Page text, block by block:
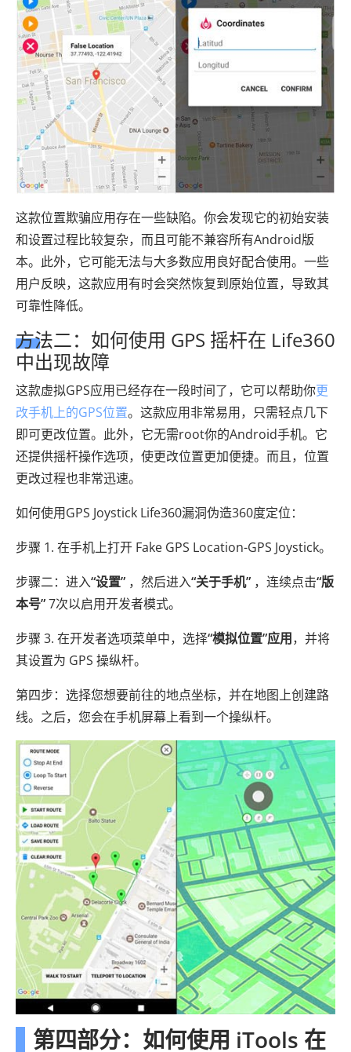
这款位置欺骗应用存在一些缺陷。你会发现它的初始安装
和设置过程比较复杂，而且可能不兼容所有Android版
本。此外，它可能无法与大多数应用良好配合使用。一些
用户反映，这款应用有时会突然恢复到原始位置，导致其
可靠性降低。
方法二：如何使用 GPS 摇杆在 Life360
中出现故障
这款虚拟GPS应用已经存在一段时间了，它可以帮助你更
改手机上的GPS位置。这款应用非常易用，只需轻点几下
即可更改位置。此外，它无需root你的Android手机。它
还提供摇杆操作选项，使更改位置更加便捷。而且，位置
更改过程也非常迅速。
如何使用GPS Joystick Life360漏洞伪造360度定位：
步骤 1. 在手机上打开 Fake GPS Location-GPS Joystick。
步骤二：进入“设置” ，然后进入“关于手机” ，连续点击“版
本号”7次以启用开发者模式。
步骤 3. 在开发者选项菜单中，选择“模拟位置”应用，并将
其设置为 GPS 操纵杆。
第四步：选择您想要前往的地点坐标，并在地图上创建路
线。之后，您会在手机屏幕上看到一个操纵杆。
第四部分：如何使用 iTools 在